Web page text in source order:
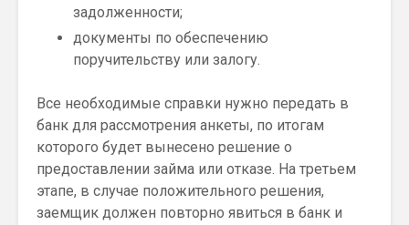
задолженности;
документы по обеспечению
поручительству или залогу.
Все необходимые справки нужно передать в
банк для рассмотрения анкеты, по итогам
которого будет вынесено решение о
предоставлении займа или отказе. На третьем
этапе, в случае положительного решения,
заемщик должен повторно явиться в банк и